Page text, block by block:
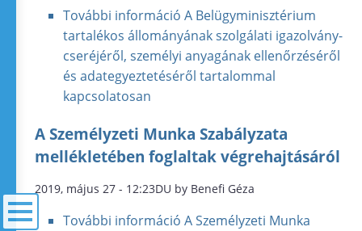
További információ A Belügyminisztérium
tartalékos állományának szolgálati igazolvány-
cseréjéről, személyi anyagának ellenőrzéséről
és adategyeztetéséről tartalommal
kapcsolatosan
A Személyzeti Munka Szabályzata
mellékletében foglaltak végrehajtásáról
2019, május 27 - 12:23DU by Benefi Géza
További információ A Személyzeti Munka